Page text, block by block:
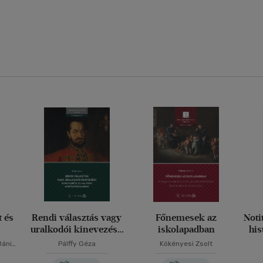
és
Rendi választás vagy
uralkodói kinevezés?
Koronaőrök az 1608
Pálffy Géza
Főnemesek az
iskolapadban
Kökényesi Zsolt